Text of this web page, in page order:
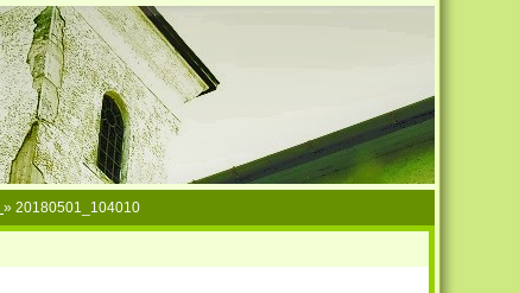
» 20180501_104010